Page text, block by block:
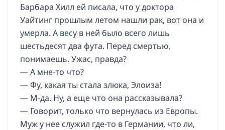
Барбара Хилл ей писала, что у доктора
Уайтинг прошлым летом нашли рак, вот она и
умерла. А весу в ней было всего лишь
шестьдесят два фута. Перед смертью,
понимаешь. Ужас, правда?
— А мне-то что?
— Фу, какая ты стала злюка, Элоиза!
— М-да. Ну, а еще что она рассказывала?
— Говорит, только что вернулась из Европы.
Муж у нее служил где-то в Германии, что ли,